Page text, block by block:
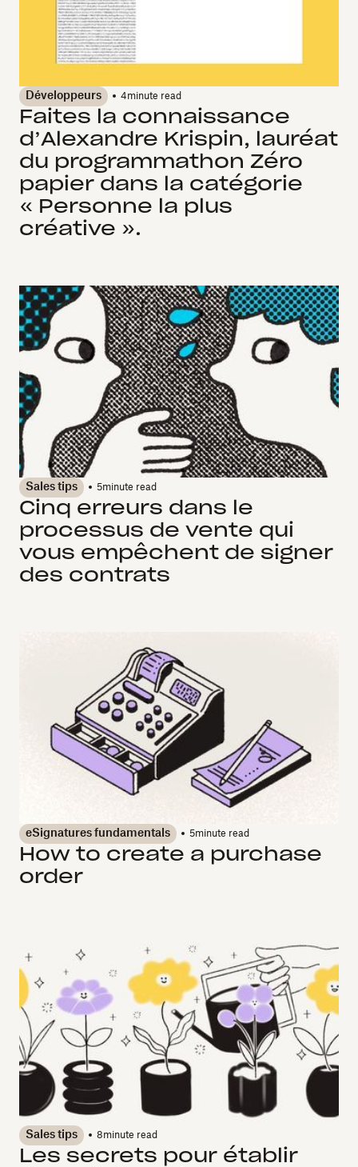
Développeurs 4minute read
Faites la connaissance
d’Alexandre Krispin, lauréat
du programmathon Zéro
papier dans la catégorie
« Personne la plus
créative ».
Sales tips 5minute read
Cinq erreurs dans le
processus de vente qui
vous empêchent de signer
des contrats
eSignatures fundamentals 5minute read
How to create a purchase
order
Sales tips 8minute read
Les secrets pour établir